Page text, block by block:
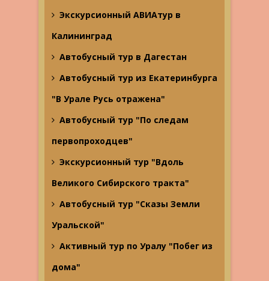
Экскурсионный АВИАтур в
Калининград
Автобусный тур в Дагестан
Автобусный тур из Екатеринбурга
"В Урале Русь отражена"
Автобусный тур "По следам
первопроходцев"
Экскурсионный тур "Вдоль
Великого Сибирского тракта"
Автобусный тур "Сказы Земли
Уральской"
Активный тур по Уралу "Побег из
дома"